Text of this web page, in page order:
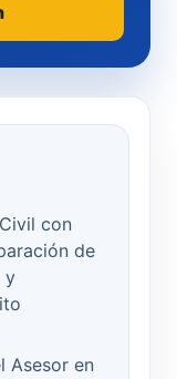
con
de
y
Asesor en